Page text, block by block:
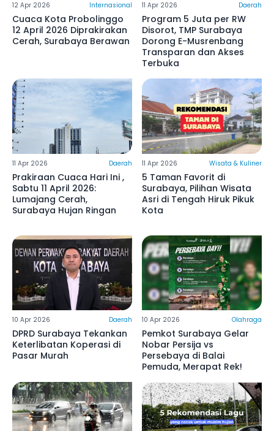
12 Apr 2026 Internasional
Cuaca Kota Probolinggo
12 April 2026 Diprakirakan
Cerah, Surabaya Berawan
11 Apr 2026 Daerah
Program 5 Juta per RW
Disorot, TMP Surabaya
Dorong E-Musrenbang
Transparan dan Akses
Terbuka
11 Apr 2026 Daerah
Prakiraan Cuaca Hari Ini ,
Sabtu 11 April 2026:
Lumajang Cerah,
Surabaya Hujan Ringan
11 Apr 2026 Wisata & Kuliner
5 Taman Favorit di
Surabaya, Pilihan Wisata
Asri di Tengah Hiruk Pikuk
Kota
10 Apr 2026 Daerah
DPRD Surabaya Tekankan
Keterlibatan Koperasi di
Pasar Murah
10 Apr 2026 Olahraga
Pemkot Surabaya Gelar
Nobar Persija vs
Persebaya di Balai
Pemuda, Merapat Rek!